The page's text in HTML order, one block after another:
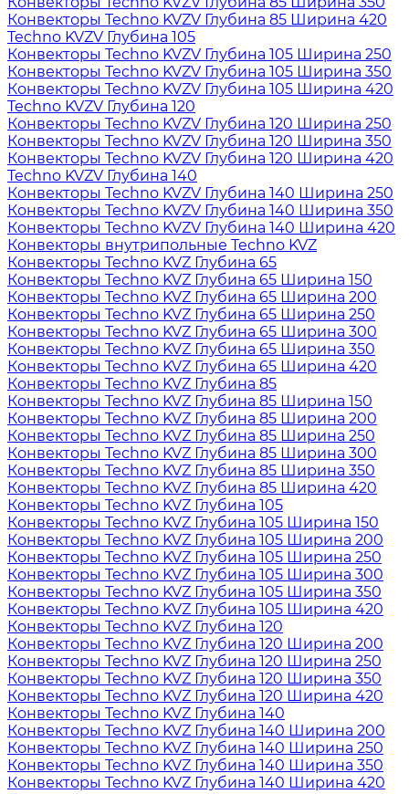
Конвекторы Techno KVZV Глубина 85 Ширина 420
Techno KVZV Глубина 105
Конвекторы Techno KVZV Глубина 105 Ширина 250
Конвекторы Techno KVZV Глубина 105 Ширина 350
Конвекторы Techno KVZV Глубина 105 Ширина 420
Techno KVZV Глубина 120
Конвекторы Techno KVZV Глубина 120 Ширина 250
Конвекторы Techno KVZV Глубина 120 Ширина 350
Конвекторы Techno KVZV Глубина 120 Ширина 420
Techno KVZV Глубина 140
Конвекторы Techno KVZV Глубина 140 Ширина 250
Конвекторы Techno KVZV Глубина 140 Ширина 350
Конвекторы Techno KVZV Глубина 140 Ширина 420
Конвекторы внутрипольные Techno KVZ
Конвекторы Techno KVZ Глубина 65
Конвекторы Techno KVZ Глубина 65 Ширина 150
Конвекторы Techno KVZ Глубина 65 Ширина 200
Конвекторы Techno KVZ Глубина 65 Ширина 250
Конвекторы Techno KVZ Глубина 65 Ширина 300
Конвекторы Techno KVZ Глубина 65 Ширина 350
Конвекторы Techno KVZ Глубина 65 Ширина 420
Конвекторы Techno KVZ Глубина 85
Конвекторы Techno KVZ Глубина 85 Ширина 150
Конвекторы Techno KVZ Глубина 85 Ширина 200
Конвекторы Techno KVZ Глубина 85 Ширина 250
Конвекторы Techno KVZ Глубина 85 Ширина 300
Конвекторы Techno KVZ Глубина 85 Ширина 350
Конвекторы Techno KVZ Глубина 85 Ширина 420
Конвекторы Techno KVZ Глубина 105
Конвекторы Techno KVZ Глубина 105 Ширина 150
Конвекторы Techno KVZ Глубина 105 Ширина 200
Конвекторы Techno KVZ Глубина 105 Ширина 250
Конвекторы Techno KVZ Глубина 105 Ширина 300
Конвекторы Techno KVZ Глубина 105 Ширина 350
Конвекторы Techno KVZ Глубина 105 Ширина 420
Конвекторы Techno KVZ Глубина 120
Конвекторы Techno KVZ Глубина 120 Ширина 200
Конвекторы Techno KVZ Глубина 120 Ширина 250
Конвекторы Techno KVZ Глубина 120 Ширина 350
Конвекторы Techno KVZ Глубина 120 Ширина 420
Конвекторы Techno KVZ Глубина 140
Конвекторы Techno KVZ Глубина 140 Ширина 200
Конвекторы Techno KVZ Глубина 140 Ширина 250
Конвекторы Techno KVZ Глубина 140 Ширина 350
Конвекторы Techno KVZ Глубина 140 Ширина 420